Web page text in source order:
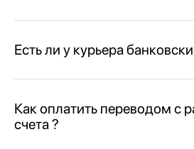
Есть ли у курьера
Как оплатить переводом с
счета ?